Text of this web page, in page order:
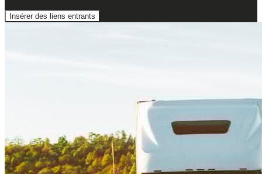
Insérer des liens entrants